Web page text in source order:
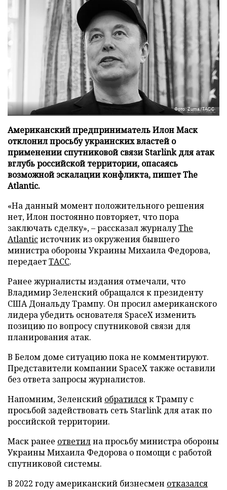
Фото: Zuma/ТАСС
Американский предприниматель Илон Маск
отклонил просьбу украинских властей о
применении спутниковой связи Starlink для атак
вглубь российской территории, опасаясь
возможной эскалации конфликта, пишет The
Atlantic.
«На данный момент положительного решения
нет, Илон постоянно повторяет, что пора
заключать сделку», – рассказал журналуThe
Atlanticисточник из окружения бывшего
министра обороны Украины Михаила Федорова,
передаетТАСС.
Ранее журналисты издания отмечали, что
Владимир Зеленский обращался к президенту
США Дональду Трампу. Он просил американского
лидера убедить основателя SpaceX изменить
позицию по вопросу спутниковой связи для
планирования атак.
В Белом доме ситуацию пока не комментируют.
Представители компании SpaceX также оставили
без ответа запросы журналистов.
Напомним, Зеленский обратилсяк Трампу с
просьбой задействовать сеть Starlink для атак по
российской территории.
Маск ранее ответилна просьбу министра обороны
Украины Михаила Федорова о помощи с работой
спутниковой системы.
В 2022 году американский бизнесмен отказался